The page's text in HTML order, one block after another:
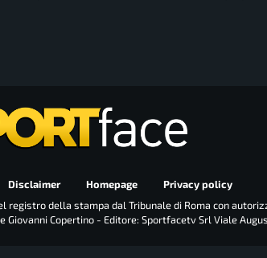
Disclaimer Homepage
Privacy policy
della stampa dal Tribunale di Roma con
Copertino - Editore: Sportfacetv Srl Viale